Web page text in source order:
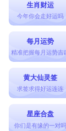
生肖财运
今年你会走好运吗
每月运势
精准把握每月运势吉
黄大仙灵签
求签求得好运连连
星座合盘
你们是有缘的一对吗